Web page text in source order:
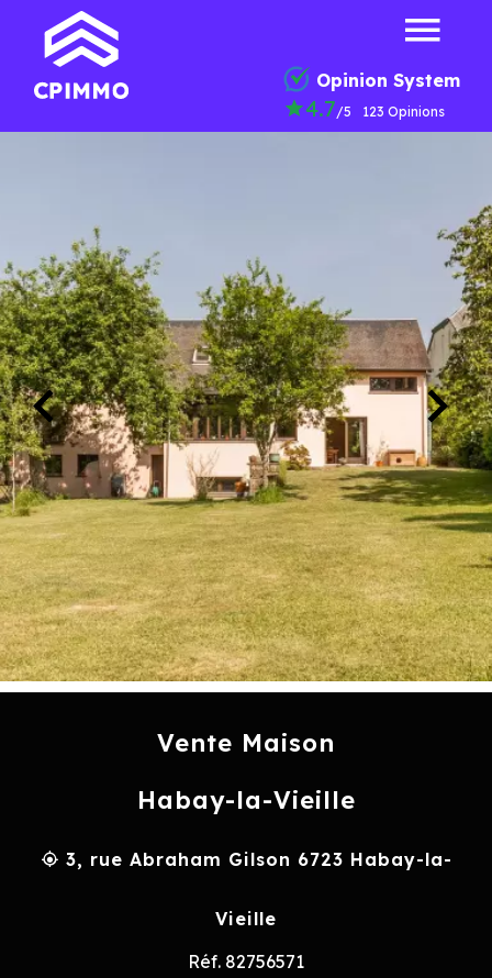
Opinion System
4.7/5 123 Opinions
Vente Maison
Habay-la-Vieille
3, rue Abraham Gilson 6723 Habay-la-
Vieille
Réf. 82756571